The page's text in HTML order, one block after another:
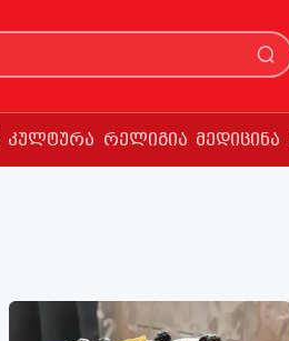
კულტურა რელიგია მედიცინა